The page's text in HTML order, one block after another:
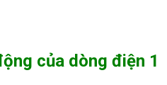
của dòng điện 1